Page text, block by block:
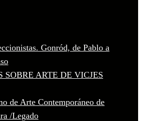
Gonród, de Pablo a
SOBRE ARTE DE VICJES
de Arte Contemporáneo de
/Legado